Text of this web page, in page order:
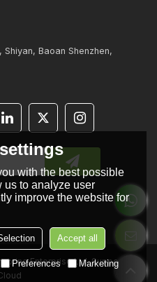
Shiyan, Baoan Shenzhen,
Enterprise Ltd.Support By
with the best possible
us to analyze user
improve the website for
Accept all
Preferences Marketing